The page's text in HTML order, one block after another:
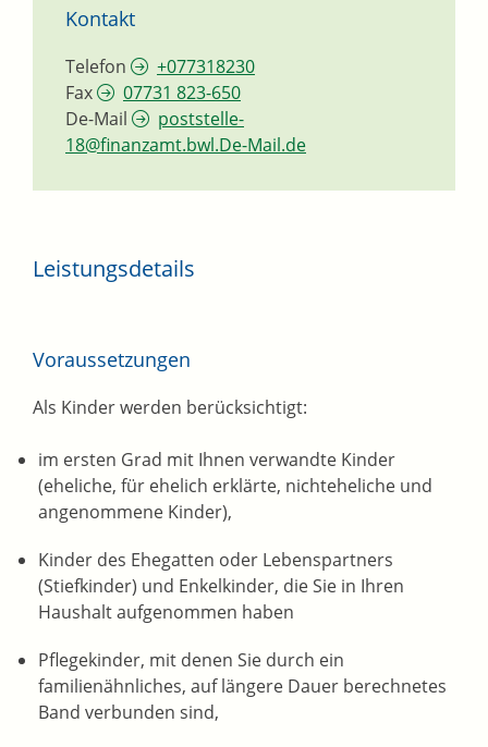
Kontakt
Telefon
+077318230
Fax
07731 823-650
De-Mail
poststelle-
18@finanzamt.bwl.De-Mail.de
Leistungsdetails
Voraussetzungen
Als Kinder werden berücksichtigt:
im ersten Grad mit Ihnen verwandte Kinder
(eheliche, für ehelich erklärte, nichteheliche und
angenommene Kinder),
Kinder des Ehegatten oder Lebenspartners
(Stiefkinder) und Enkelkinder, die Sie in Ihren
Haushalt aufgenommen haben
Pflegekinder, mit denen Sie durch ein
familienähnliches, auf längere Dauer berechnetes
Band verbunden sind,